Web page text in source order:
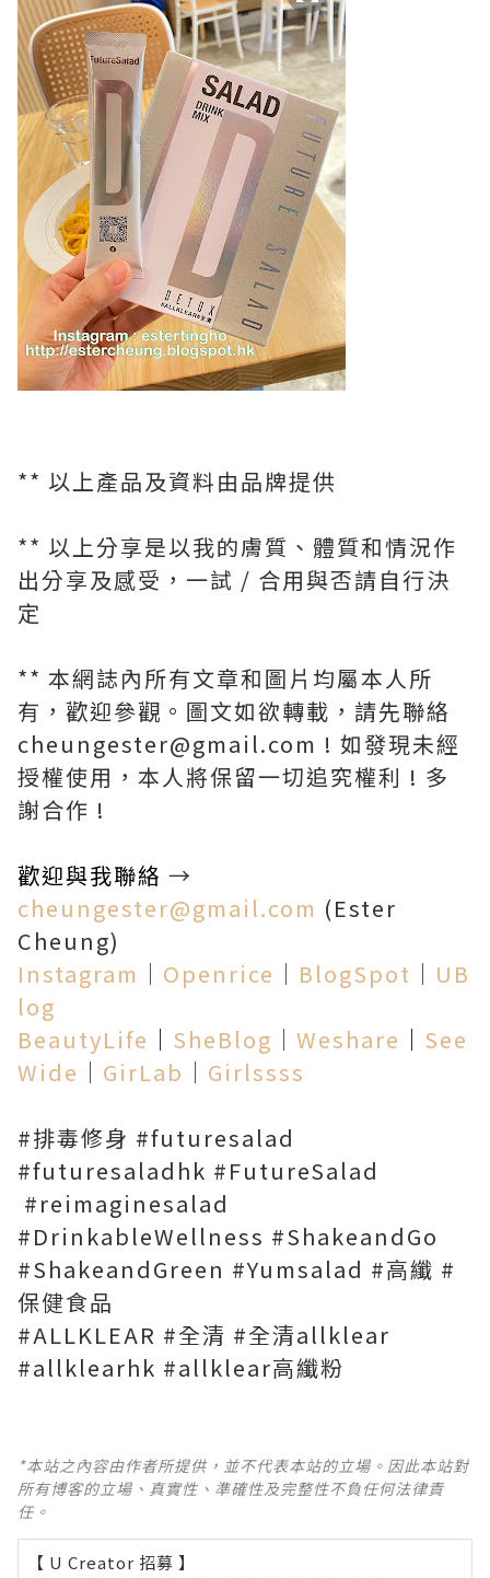
** 以上產品及資料由品牌提供
** 以上分享是以我的膚質、體質和情況作
出分享及感受，一試 / 合用與否請自行決
定
** 本網誌內所有文章和圖片均屬本人所
有，歡迎參觀。圖文如欲轉載，請先聯絡
cheungester@gmail.com ! 如發現未經
授權使用，本人將保留一切追究權利 ! 多
謝合作 !
歡迎與我聯絡 →
cheungester@gmail.com (Ester
Cheung)
Instagram │ Openrice │ BlogSpot │ UB
log
BeautyLife │ SheBlog │ Weshare │ See
Wide │ GirLab │ Girlssss
#排毒修身 #futuresalad
#futuresaladhk #FutureSalad
#reimaginesalad
#DrinkableWellness #ShakeandGo
#ShakeandGreen #Yumsalad #高纖 #
保健食品
#ALLKLEAR #全清 #全清allklear
#allklearhk #allklear高纖粉
*本站之內容由作者所提供，並不代表本站的立場。因此本站對
所有博客的立場、真實性、準確性及完整性不負任何法律責
任。
【 U Creator 招募 】